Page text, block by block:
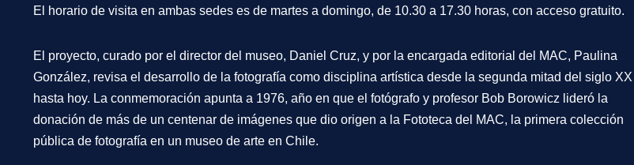
El horario de visita en ambas sedes es de martes a domingo, de 10.30 a 17.30 horas, con acceso gratuito.
El proyecto, curado por el director del museo, Daniel Cruz, y por la encargada editorial del MAC, Paulina
González, revisa el desarrollo de la fotografía como disciplina artística desde la segunda mitad del siglo XX
hasta hoy. La conmemoración apunta a 1976, año en que el fotógrafo y profesor Bob Borowicz lideró la
donación de más de un centenar de imágenes que dio origen a la Fototeca del MAC, la primera colección
pública de fotografía en un museo de arte en Chile.